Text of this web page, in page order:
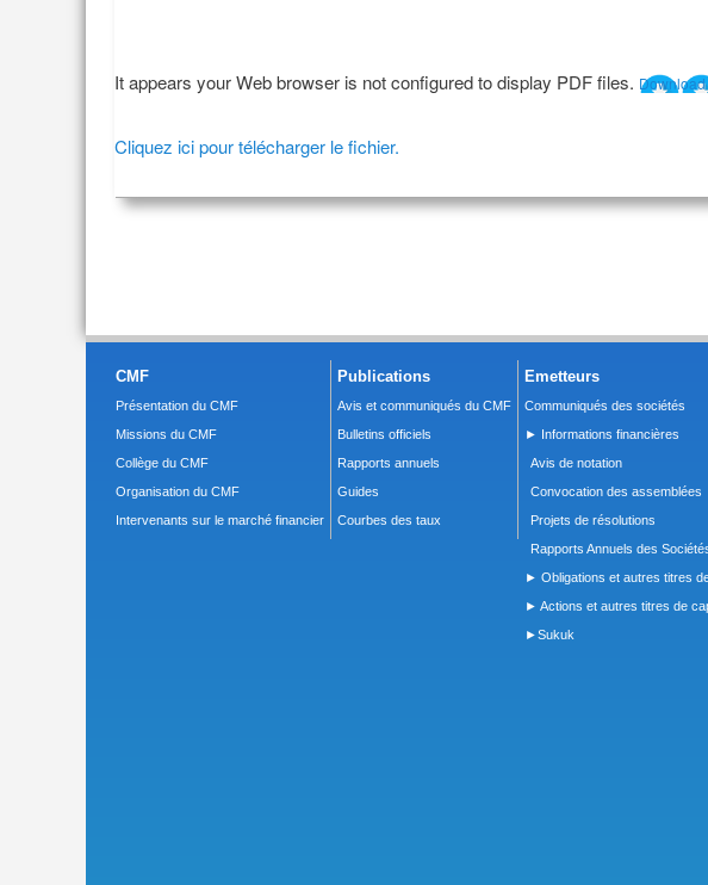
It appears your Web browser is not configured to display PDF files.
Cliquez ici pour télécharger le fichier.
CMF
Présentation du CMF
Missions du CMF
Collège du CMF
Organisation du CMF
Intervenants sur le marché financier
Publications
Avis et communiqués du CMF
Bulletins officiels
Rapports annuels
Guides
Courbes des taux
Emetteurs
Communiqués des sociétés
► Informations financières
Avis de notation
Convocation des assemblées
Projets de résolutions
Rapports Annuels des
► Obligations et autres titres
► Actions et autres titres de
►Sukuk